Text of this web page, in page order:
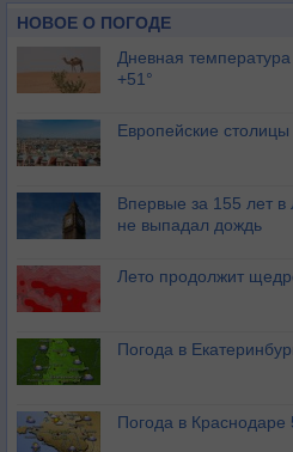
НОВОЕ О ПОГОДЕ
Дневная
+51°
Европейские
Впервые за 155 лет
не выпадал дождь
Лето продолжит
Погода в
Погода в Краснодаре